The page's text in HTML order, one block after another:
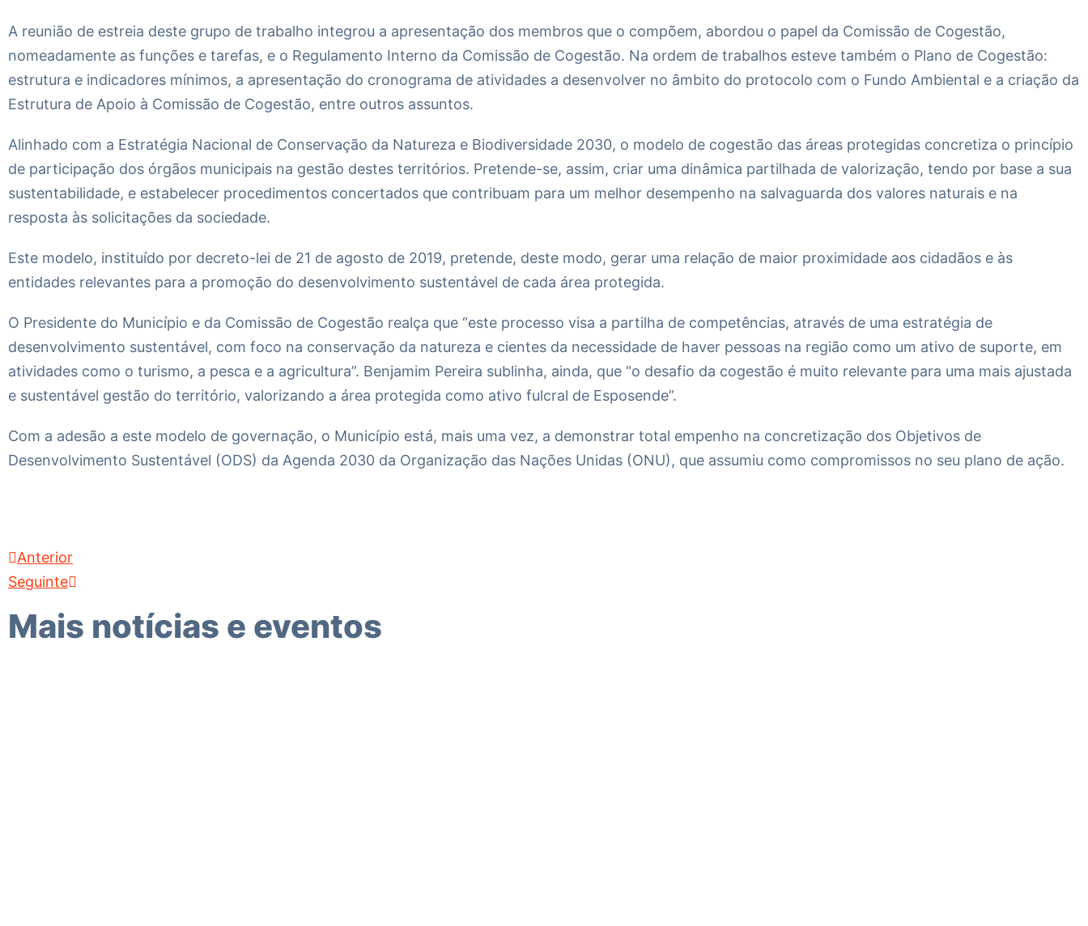
A reunião de estreia deste grupo de trabalho integrou a apresentação dos membros que o compõem, abordou o papel da Comissão de Cogestão,
nomeadamente as funções e tarefas, e o Regulamento Interno da Comissão de Cogestão. Na ordem de trabalhos esteve também o Plano de Cogestão:
estrutura e indicadores mínimos, a apresentação do cronograma de atividades a desenvolver no âmbito do protocolo com o Fundo Ambiental e a criação da
Estrutura de Apoio à Comissão de Cogestão, entre outros assuntos.
Alinhado com a Estratégia Nacional de Conservação da Natureza e Biodiversidade 2030, o modelo de cogestão das áreas protegidas concretiza o princípio
de participação dos órgãos municipais na gestão destes territórios. Pretende-se, assim, criar uma dinâmica partilhada de valorização, tendo por base a sua
sustentabilidade, e estabelecer procedimentos concertados que contribuam para um melhor desempenho na salvaguarda dos valores naturais e na
resposta às solicitações da sociedade.
Este modelo, instituído por decreto-lei de 21 de agosto de 2019, pretende, deste modo, gerar uma relação de maior proximidade aos cidadãos e às
entidades relevantes para a promoção do desenvolvimento sustentável de cada área protegida.
O Presidente do Município e da Comissão de Cogestão realça que “este processo visa a partilha de competências, através de uma estratégia de
desenvolvimento sustentável, com foco na conservação da natureza e cientes da necessidade de haver pessoas na região como um ativo de suporte, em
atividades como o turismo, a pesca e a agricultura”. Benjamim Pereira sublinha, ainda, que “o desafio da cogestão é muito relevante para uma mais ajustada
e sustentável gestão do território, valorizando a área protegida como ativo fulcral de Esposende”.
Com a adesão a este modelo de governação, o Município está, mais uma vez, a demonstrar total empenho na concretização dos Objetivos de
Desenvolvimento Sustentável (ODS) da Agenda 2030 da Organização das Nações Unidas (ONU), que assumiu como compromissos no seu plano de ação.
Anterior
Seguinte
Mais notícias e eventos